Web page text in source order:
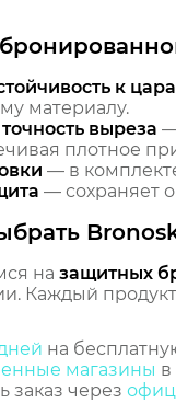
к
материалу.
выреза
плотное
— в
— сохраняет
на защитных
Каждый
на
магазины
заказ через